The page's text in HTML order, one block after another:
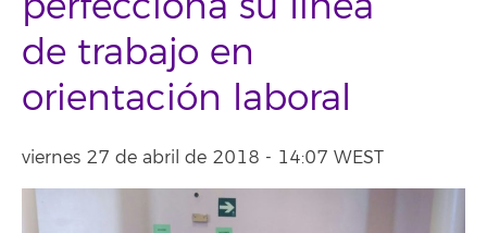
de trabajo en
orientación laboral
viernes 27 de abril de 2018 - 14:07 WEST